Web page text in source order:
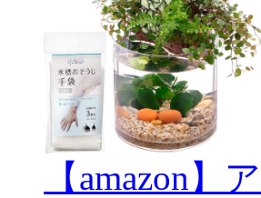
【amazon